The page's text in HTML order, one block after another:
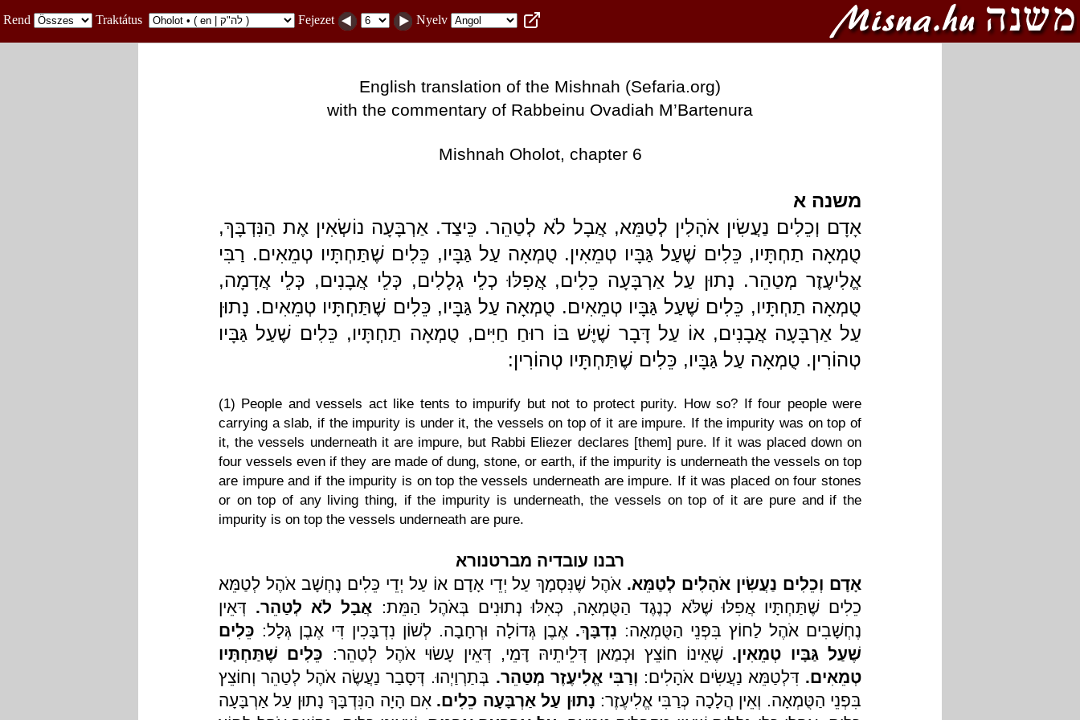
Rend Traktátus Fejezet Nyelv